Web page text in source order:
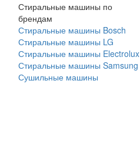
Стиральные машины по
брендам
Стиральные машины Bosch
Стиральные машины LG
Стиральные машины Electrolux
Стиральные машины Samsung
Сушильные машины